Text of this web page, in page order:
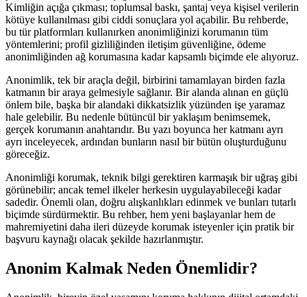
Kimliğin açığa çıkması; toplumsal baskı, şantaj veya kişisel verilerin
kötüye kullanılması gibi ciddi sonuçlara yol açabilir. Bu rehberde,
bu tür platformları kullanırken anonimliğinizi korumanın tüm
yöntemlerini; profil gizliliğinden iletişim güvenliğine, ödeme
anonimliğinden ağ korumasına kadar kapsamlı biçimde ele alıyoruz.
Anonimlik, tek bir araçla değil, birbirini tamamlayan birden fazla
katmanın bir araya gelmesiyle sağlanır. Bir alanda alınan en güçlü
önlem bile, başka bir alandaki dikkatsizlik yüzünden işe yaramaz
hale gelebilir. Bu nedenle bütüncül bir yaklaşım benimsemek,
gerçek korumanın anahtarıdır. Bu yazı boyunca her katmanı ayrı
ayrı inceleyecek, ardından bunların nasıl bir bütün oluşturduğunu
göreceğiz.
Anonimliği korumak, teknik bilgi gerektiren karmaşık bir uğraş gibi
görünebilir; ancak temel ilkeler herkesin uygulayabileceği kadar
sadedir. Önemli olan, doğru alışkanlıkları edinmek ve bunları tutarlı
biçimde sürdürmektir. Bu rehber, hem yeni başlayanlar hem de
mahremiyetini daha ileri düzeyde korumak isteyenler için pratik bir
başvuru kaynağı olacak şekilde hazırlanmıştır.
Anonim Kalmak Neden Önemlidir?